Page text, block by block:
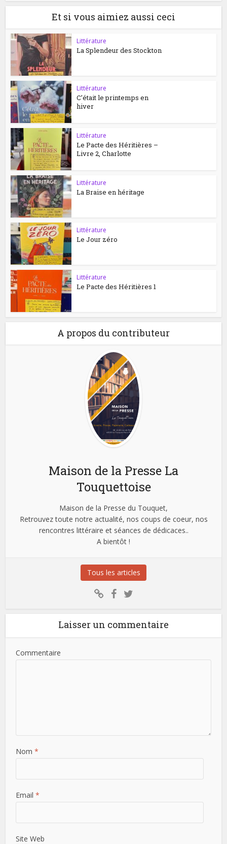
Et si vous aimiez aussi ceci
Littérature
La Splendeur des Stockton
Littérature
C’était le printemps en
hiver
Littérature
Le Pacte des Héritières –
Livre 2, Charlotte
Littérature
La Braise en héritage
Littérature
Le Jour zéro
Littérature
Le Pacte des Héritières 1
A propos du contributeur
Maison de la Presse La
Touquettoise
Maison de la Presse du Touquet,
Retrouvez toute notre actualité, nos coups de coeur, nos
rencontres littéraire et séances de dédicaces..
A bientôt !
Tous les articles
Laisser un commentaire
Commentaire
Nom *
Email *
Site Web